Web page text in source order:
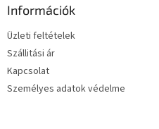
Információk
Üzleti feltételek
Szállitási ár
Kapcsolat
Személyes adatok védelme